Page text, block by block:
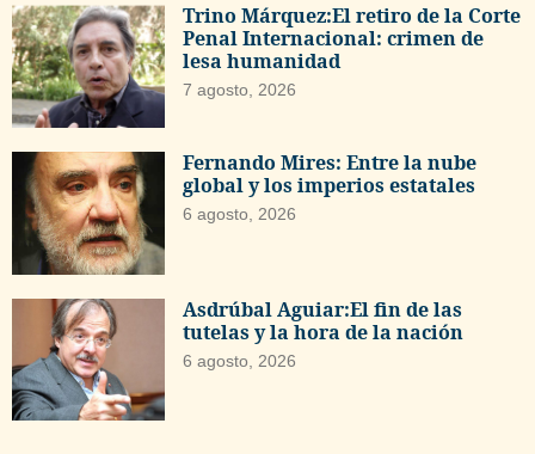
Trino Márquez:El retiro de la Corte
Penal Internacional: crimen de
lesa humanidad
7 agosto, 2026
Fernando Mires: Entre la nube
global y los imperios estatales
6 agosto, 2026
Asdrúbal Aguiar:El fin de las
tutelas y la hora de la nación
6 agosto, 2026